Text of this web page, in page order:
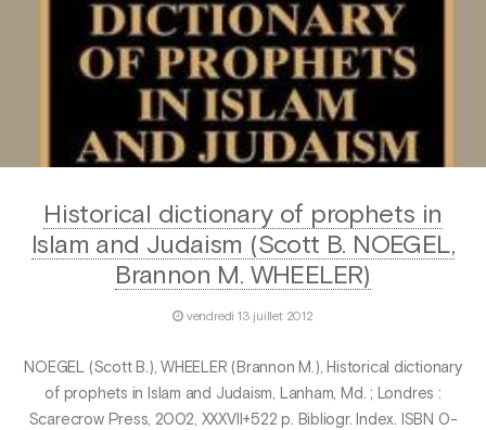
Historical dictionary of prophets in
Islam and Judaism (Scott B. NOEGEL,
Brannon M. WHEELER)
vendredi 13 juillet 2012
NOEGEL (Scott B.), WHEELER (Brannon M.), Historical dictionary
of prophets in Islam and Judaism, Lanham, Md. ; Londres :
Scarecrow Press, 2002, XXXVII+522 p. Bibliogr. Index. ISBN 0-